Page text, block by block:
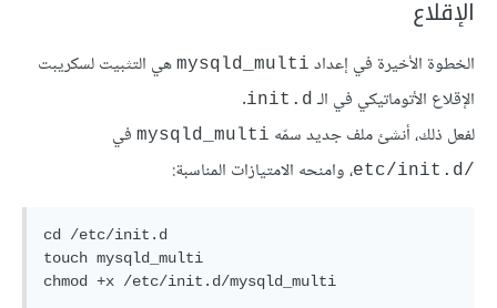
الإقلاع
الخطوة الأخيرة في إعداد mysqld_multi هي التثبيت لسكريبت
الإقلاع الأتوماتيكي في الـ init.d
.
لفعل ذلك، أنشئ ملف جديد سمّه mysqld_multi في
/etc/init.d ، وامنحه الامتيازات المناسبة:
cd /etc/init.d
touch mysqld_multi
chmod +x /etc/init.d/mysqld_multi